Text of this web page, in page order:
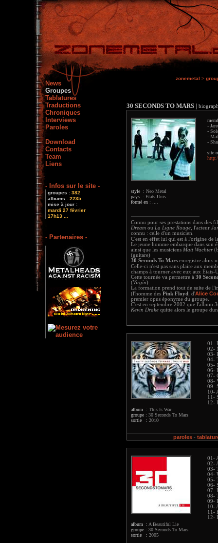
News
Groupes
Tablatures
Traductions
Chroniques
Interviews
Paroles
Download
Contacts
Team
Liens
- Infos sur le site -
groupes : 382
albums : 2235
mise à jour :
mardi 27 février
17h13 ...
- Partenaires -
zonemetal >
30 SECONDS TO MARS |
style : Neo Metal
pays : Etats-Unis
formé en :
-
-
-
-
site
Connu pour ses prestations dans des
Dream ou La Ligne Rouge , l'acteur
connu : celle d'un musicien.
C'est en effet lui qui est à l'origine de
Le jeune homme embarque dans son
ainsi que les musiciens Matt Wachter
(guitare)
30 Seconds To Mars enregistre alors
Celle-ci n'est pas sans plaire aux
champs à tourner avec eux aux Etats-
Cette tournée va permettre à 30
(Virgin)
La formation prend tout de suite de
(l'homme des Pink Floyd , d'Alice
premier opus éponyme du groupe.
C'est en septembre 2002 que l'album
Kevin Drake quitte alors le groupe
album : This Is War
groupe : 30 Seconds To Mars
sortie : 2010
01-
02-
03-
04-
05-
06-
07-
08-
09-
10-
11-
12-
paroles -
album : A Beautiful Lie
groupe : 30 Seconds To Mars
sortie : 2005
01-
02-
03-
04-
05-
06-
07-
08-
09-
10-
11-
12-